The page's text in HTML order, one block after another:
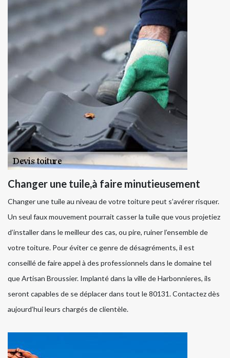
Changer une tuile,à faire minutieusement
Changer une tuile au niveau de votre toiture peut s’avérer risquer.
Un seul faux mouvement pourrait casser la tuile que vous projetiez
d’installer dans le meilleur des cas, ou pire, ruiner l’ensemble de
votre toiture. Pour éviter ce genre de désagréments, il est
conseillé de faire appel à des professionnels dans le domaine tel
que Artisan Broussier. Implanté dans la ville de Harbonnieres, ils
seront capables de se déplacer dans tout le 80131. Contactez dès
aujourd’hui leurs chargés de clientèle.